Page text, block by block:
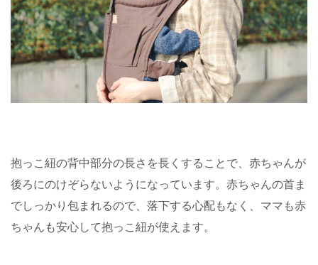
抱っこ紐の背中部分の長さを長くすることで、赤ちゃんが
後ろにのけぞらないようになっています。赤ちゃんの首ま
でしっかり包まれるので、落下する心配もなく、ママも赤
ちゃんも安心して抱っこ紐が使えます。